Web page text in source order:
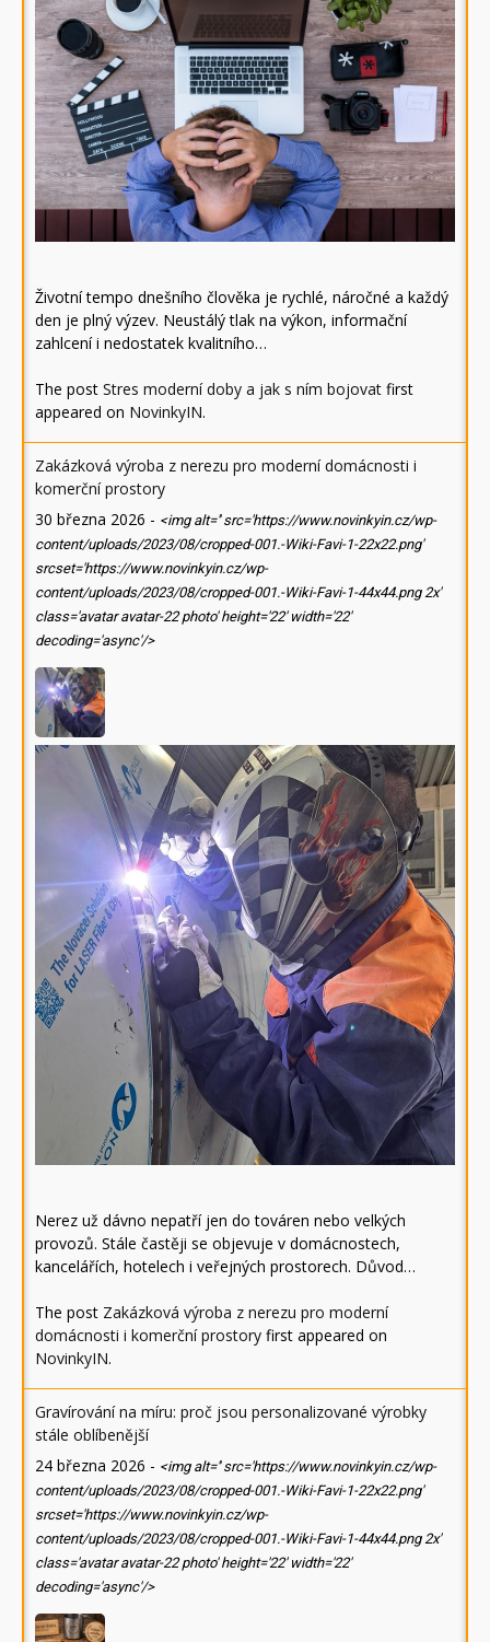
Životní tempo dnešního člověka je rychlé, náročné a každý
den je plný výzev. Neustálý tlak na výkon, informační
zahlcení i nedostatek kvalitního…
The post Stres moderní doby a jak s ním bojovat first
appeared on NovinkyIN.
Zakázková výroba z nerezu pro moderní domácnosti i
komerční prostory
30 března 2026 - <img alt='' src='https://www.novinkyin.cz/wp-
content/uploads/2023/08/cropped-001.-Wiki-Favi-1-22x22.png'
srcset='https://www.novinkyin.cz/wp-
content/uploads/2023/08/cropped-001.-Wiki-Favi-1-44x44.png 2x'
class='avatar avatar-22 photo' height='22' width='22'
decoding='async'/>
Nerez už dávno nepatří jen do továren nebo velkých
provozů. Stále častěji se objevuje v domácnostech,
kancelářích, hotelech i veřejných prostorech. Důvod…
The post Zakázková výroba z nerezu pro moderní
domácnosti i komerční prostory first appeared on
NovinkyIN.
Gravírování na míru: proč jsou personalizované výrobky
stále oblíbenější
24 března 2026 - <img alt='' src='https://www.novinkyin.cz/wp-
content/uploads/2023/08/cropped-001.-Wiki-Favi-1-22x22.png'
srcset='https://www.novinkyin.cz/wp-
content/uploads/2023/08/cropped-001.-Wiki-Favi-1-44x44.png 2x'
class='avatar avatar-22 photo' height='22' width='22'
decoding='async'/>